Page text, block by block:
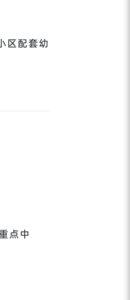
区配套幼
点中